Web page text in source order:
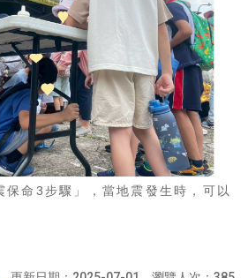
保命3步驟」，當地震發生時，可以